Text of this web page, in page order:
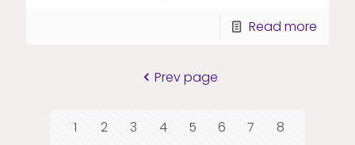
Read more
Prev page
1 2 3 4 5 6 7
8